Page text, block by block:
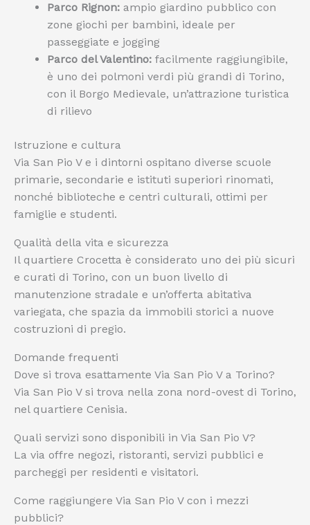
Parco Rignon: ampio giardino pubblico con
zone giochi per bambini, ideale per
passeggiate e jogging
Parco del Valentino: facilmente raggiungibile,
è uno dei polmoni verdi più grandi di Torino,
con il Borgo Medievale, un’attrazione turistica
di rilievo
Istruzione e cultura
Via San Pio V e i dintorni ospitano diverse scuole
primarie, secondarie e istituti superiori rinomati,
nonché biblioteche e centri culturali, ottimi per
famiglie e studenti.
Qualità della vita e sicurezza
Il quartiere Crocetta è considerato uno dei più sicuri
e curati di Torino, con un buon livello di
manutenzione stradale e un’offerta abitativa
variegata, che spazia da immobili storici a nuove
costruzioni di pregio.
Domande frequenti
Dove si trova esattamente Via San Pio V a Torino?
Via San Pio V si trova nella zona nord-ovest di Torino,
nel quartiere Cenisia.
Quali servizi sono disponibili in Via San Pio V?
La via offre negozi, ristoranti, servizi pubblici e
parcheggi per residenti e visitatori.
Come raggiungere Via San Pio V con i mezzi
pubblici?